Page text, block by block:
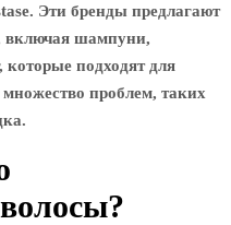
Эти бренды предлагают
включая шампуни,
подходят для
проблем, таких